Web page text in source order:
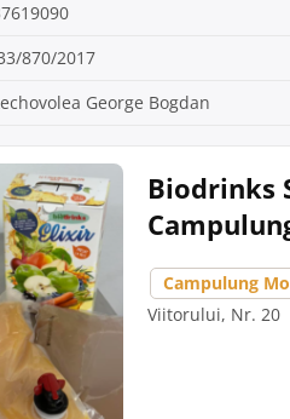
870/2017
George Bogdan
Biodrinks
Campulung
Viitorului, Nr. 20